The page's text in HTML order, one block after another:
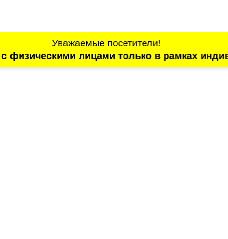
Уважаемые посетители!
физическими лицами только в рамках